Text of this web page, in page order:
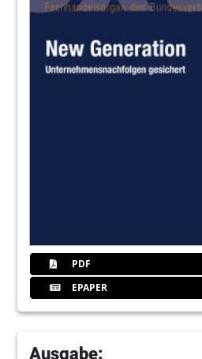
PDF
EPAPER
Ausgabe: